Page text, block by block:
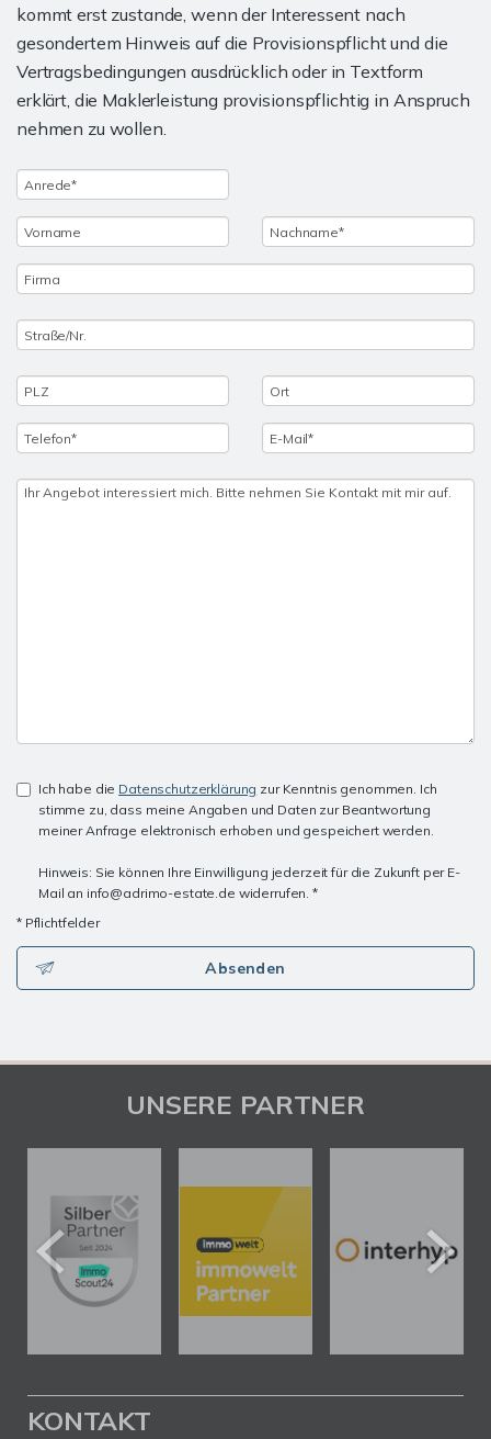
kommt erst zustande, wenn der Interessent nach
gesondertem Hinweis auf die Provisionspflicht und die
Vertragsbedingungen ausdrücklich oder in Textform
erklärt, die Maklerleistung provisionspflichtig in Anspruch
nehmen zu wollen.
Ich habe die Datenschutzerklärung zur Kenntnis genommen. Ich
stimme zu, dass meine Angaben und Daten zur Beantwortung
meiner Anfrage elektronisch erhoben und gespeichert werden.
Hinweis: Sie können Ihre Einwilligung jederzeit für die Zukunft per E-
Mail an info@adrimo-estate.de widerrufen. *
* Pflichtfelder
Absenden
UNSERE PARTNER
KONTAKT